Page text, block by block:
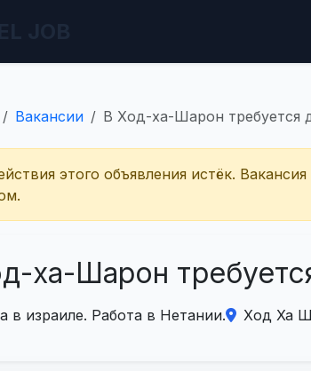
Вакансии В Ход-ха-Шарон требуется
этого объявления истёк.
ха-Шарон
в израиле. Работа в Нетании. Ход Ха